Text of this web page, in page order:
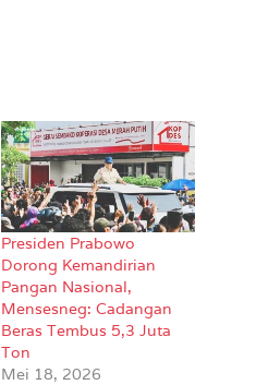
Presiden Prabowo
Dorong Kemandirian
Pangan Nasional,
Mensesneg: Cadangan
Beras Tembus 5,3 Juta
Ton
Mei 18, 2026